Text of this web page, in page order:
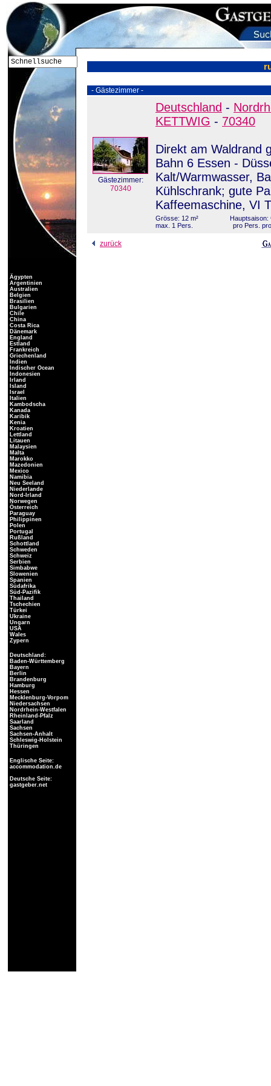
- Gästezimmer -
Gästezimmer:
70340
Deutschland -
KETTWIG - 70340
Direkt am Waldrand
Bahn 6 Essen -
Kalt/Warmwasser,
Kühlschrank; gute
Kaffeemaschine, VI
Grösse: 12 m²
max. 1 Pers.
Hauptsaison:
pro Pers.
zurück
Ägypten
Argentinien
Australien
Belgien
Brasilien
Bulgarien
Chile
China
Costa Rica
Dänemark
England
Estland
Frankreich
Griechenland
Indien
Indischer Ocean
Indonesien
Irland
Island
Israel
Italien
Kambodscha
Kanada
Karibik
Kenia
Kroatien
Lettland
Litauen
Malaysien
Malta
Marokko
Mazedonien
Mexico
Namibia
Neu Seeland
Niederlande
Nord-Irland
Norwegen
Österreich
Paraguay
Philippinen
Polen
Portugal
Rußland
Schottland
Schweden
Schweiz
Serbien
Simbabwe
Slowenien
Spanien
Südafrika
Süd-Pazifik
Thailand
Tschechien
Türkei
Ukraine
Ungarn
USA
Wales
Zypern
Deutschland:
Baden-Württemberg
Bayern
Berlin
Brandenburg
Hamburg
Hessen
Mecklenburg-Vorpom
Niedersachsen
Nordrhein-Westfalen
Rheinland-Pfalz
Saarland
Sachsen
Sachsen-Anhalt
Schleswig-Holstein
Thüringen
Englische Seite:
accommodation.de
Deutsche Seite:
gastgeber.net